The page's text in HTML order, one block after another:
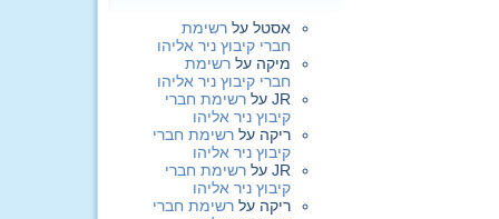
אסטל על רשימת
חברי קיבוץ ניר אליהו
מיקה על רשימת
חברי קיבוץ ניר אליהו
JR על רשימת חברי
קיבוץ ניר אליהו
ריקה על רשימת חברי
קיבוץ ניר אליהו
JR על רשימת חברי
קיבוץ ניר אליהו
ריקה על רשימת חברי